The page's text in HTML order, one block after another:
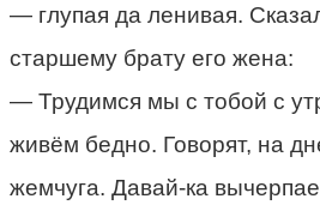
— глупая да ленивая.
старшему брату его жена:
— Трудимся мы с тобой с
живём бедно. Говорят, на
жемчуга. Давай-ка